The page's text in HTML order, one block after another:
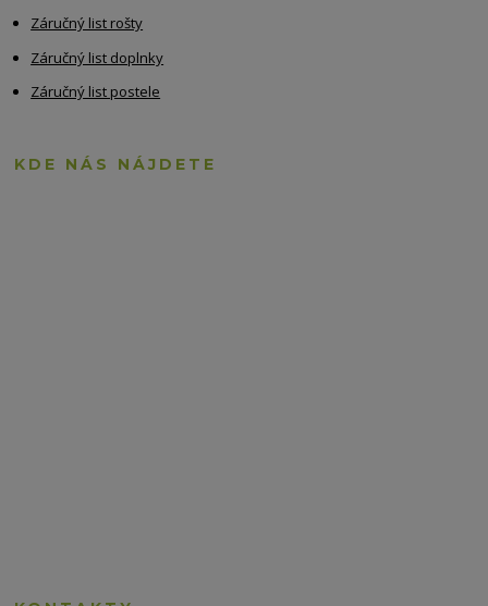
Záručný list rošty
Záručný list doplnky
Záručný list postele
KDE NÁS NÁJDETE